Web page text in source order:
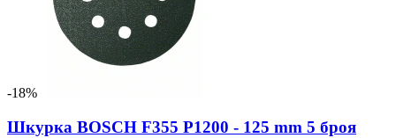
-18%
Шкурка BOSCH F355 P1200 - 125 mm 5 броя